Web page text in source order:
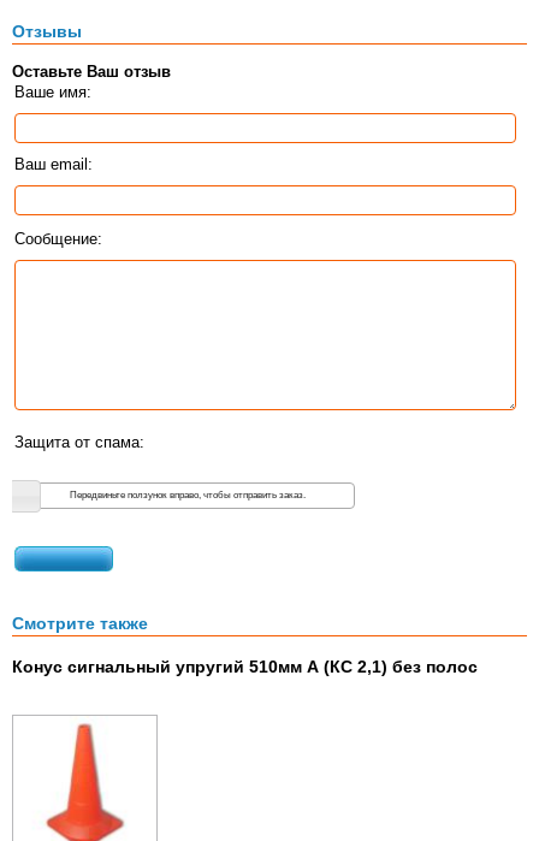
Отзывы
Оставьте Ваш отзыв
Ваше имя:
Ваш email:
Сообщение:
Защита от спама:
Передвиньте ползунок вправо, чтобы отправить заказ.
Смотрите также
Конус сигнальный упругий 510мм А (КС 2,1) без полос